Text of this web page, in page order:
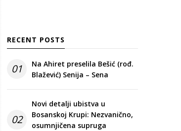
RECENT POSTS
01
Na Ahiret preselila Bešić (rođ.
Blažević) Senija – Sena
02
Novi detalji ubistva u
Bosanskoj Krupi: Nezvanično,
osumnjičena supruga